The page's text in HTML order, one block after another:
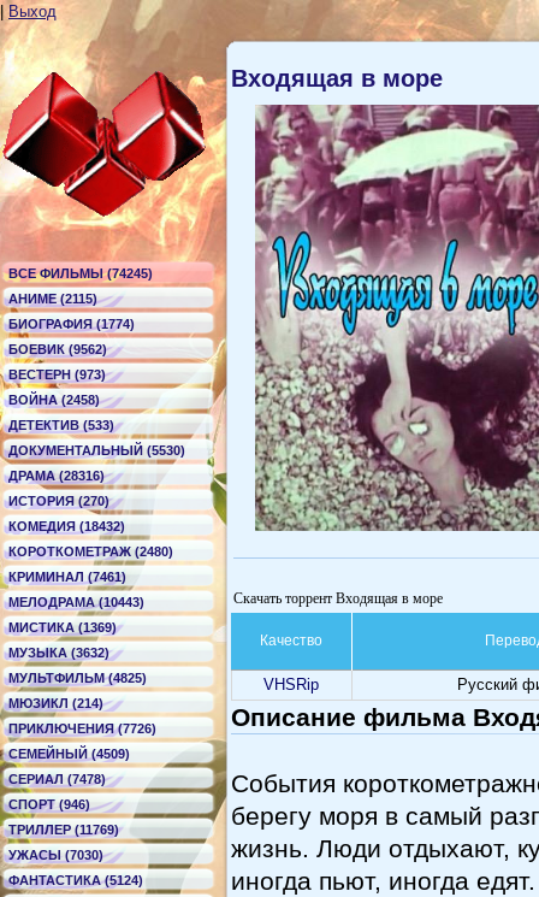
Выход
ВСЕ ФИЛЬМЫ (74245)
АНИМЕ (2115)
БИОГРАФИЯ (1774)
БОЕВИК (9562)
ВЕСТЕРН (973)
ВОЙНА (2458)
ДЕТЕКТИВ (533)
ДОКУМЕНТАЛЬНЫЙ (5530)
ДРАМА (28316)
ИСТОРИЯ (270)
КОМЕДИЯ (18432)
КОРОТКОМЕТРАЖ (2480)
КРИМИНАЛ (7461)
МЕЛОДРАМА (10443)
МИСТИКА (1369)
МУЗЫКА (3632)
МУЛЬТФИЛЬМ (4825)
МЮЗИКЛ (214)
ПРИКЛЮЧЕНИЯ (7726)
СЕМЕЙНЫЙ (4509)
СЕРИАЛ (7478)
СПОРТ (946)
ТРИЛЛЕР (11769)
УЖАСЫ (7030)
ФАНТАСТИКА (5124)
Входящая в море
Скачать торрент Входящая в море
Качество
VHSRip Русский
Описание фильма
События
берегу моря в самый
жизнь. Люди отдыхают,
иногда пьют, иногда